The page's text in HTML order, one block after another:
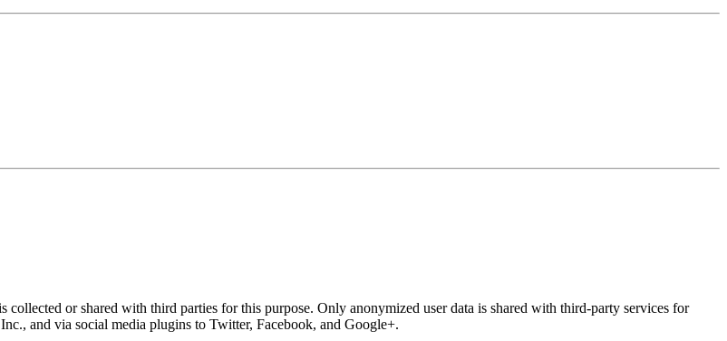
or shared with third parties for this purpose. Only anonymized user data is shared with third-party services for
and via social media plugins to Twitter, Facebook, and Google+.